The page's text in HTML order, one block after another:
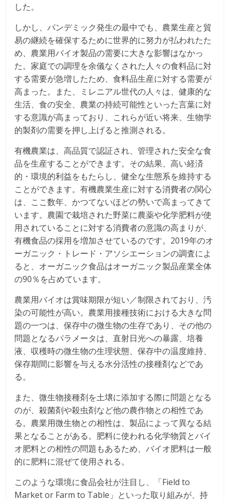
した。
しかし、パンデミック発生の最中でも、農業生産と貿
易の継続を確保するために世界的に努力が払われたた
め、農業用バイオ製品の需要に大きな影響はなかっ
た。家庭での調理を余儀なくされた人々の食料品に対
する需要が急増したため、食料品生産に対する需要が
高まった。また、ミレニアル世代の人々は、健康的な
生活、食の安全、農業の持続可能性といった言葉に対
する意識が高まっており、これらが近い将来、生物学
的製剤の需要を押し上げると推測される。
有機農業は、高品質で認証され、管理された安全な食
品を生産することができます。その結果、高い経済
的・環境的利益をもたらし、健全な生態系を維持する
ことができます。有機農業生産に対する消費者の関心
は、ここ数年、かつてないほどの勢いで高まってきて
います。農園で栽培された野菜に農薬や化学肥料が使
用されていることに対する消費者の意識の高まりが、
有機食品の採用を増加させているのです。2019年のオ
ーガニック・トレード・アソシエーションの調査によ
ると、オーガニック食品はオーガニック製品産業全体
の90％を占めています。
農業用バイオは賞味期限が短い／制限されており、汚
染の可能性が高い。農業用接種技術における大きな問
題の一つは、保存中の微生物の生存であり、その他の
問題となるパラメータは、直射日光への暴露、培養
液、収穫時の微生物の生理状態、保存中の温度維持、
保存期間に影響を与える水分活性の接種剤などであ
る。
また、微生物接種剤を土壌に添加する際に問題となる
のが、殺菌剤や殺虫剤など他の農作物との相性であ
る。農業用微生物との相性は、製品によって異なる結
果となることがある。肥料に使われる化学物質とバイ
オ肥料との相性の問題もあるため、バイオ肥料は一般
的に肥料に混ぜて使用される。
このような環境に食品会社が注目し、「Field to
Market or Farm to Table」といった取り組みが、持